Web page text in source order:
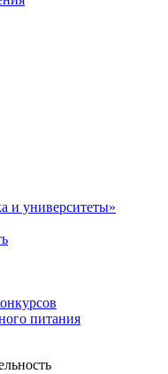
и университеты»
питания